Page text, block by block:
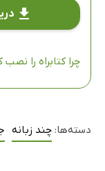
چرا کتابراه را نصب
دسته‌ها: چند زبانه